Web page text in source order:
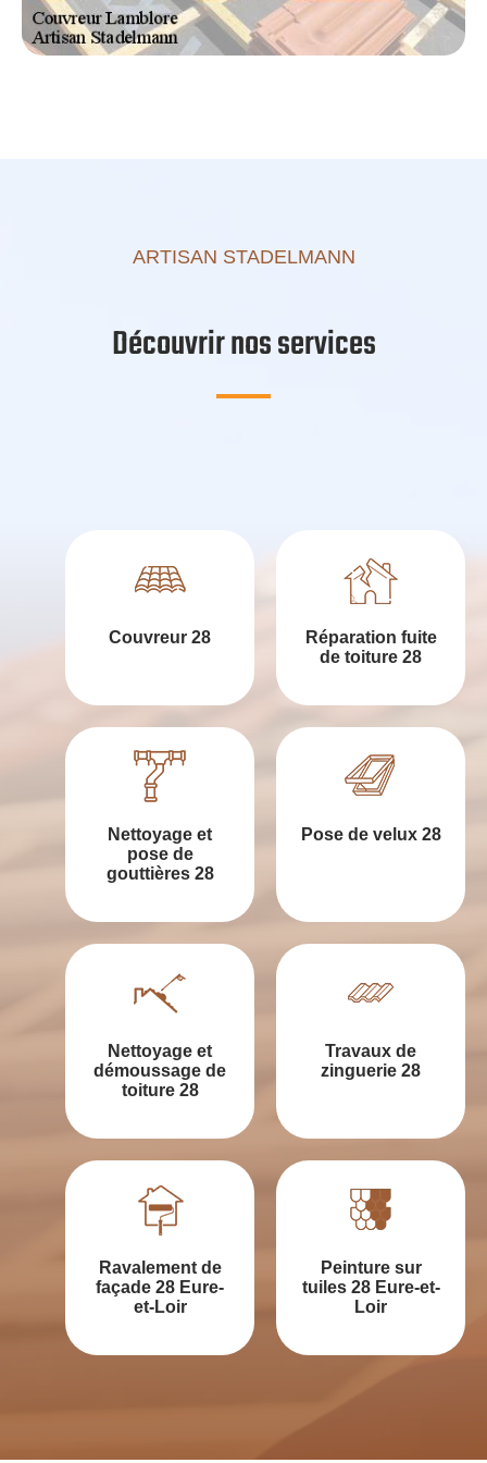
ARTISAN STADELMANN
Découvrir nos services
Couvreur 28
Réparation fuite
de toiture 28
Nettoyage et
pose de
gouttières 28
Pose de velux 28
Nettoyage et
démoussage de
toiture 28
Travaux de
zinguerie 28
Ravalement de
façade 28 Eure-
et-Loir
Peinture sur
tuiles 28 Eure-et-
Loir